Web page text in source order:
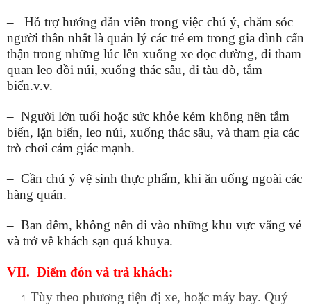
– Hỗ trợ hướng dẫn viên trong việc chú ý, chăm sóc
người thân nhất là quản lý các trẻ em trong gia đình cẩn
thận trong những lúc lên xuống xe dọc đường, đi tham
quan leo đồi núi, xuống thác sâu, đi tàu đò, tắm
biển.v.v.
– Người lớn tuổi hoặc sức khỏe kém không nên tắm
biển, lặn biển, leo núi, xuống thác sâu, và tham gia các
trò chơi cảm giác mạnh.
– Cần chú ý vệ sinh thực phẩm, khi ăn uống ngoài các
hàng quán.
– Ban đêm, không nên đi vào những khu vực vắng vẻ
và trở về khách sạn quá khuya.
VII. Điểm đón vả trả khách:
Tùy theo phương tiện đị xe, hoặc máy bay. Quý